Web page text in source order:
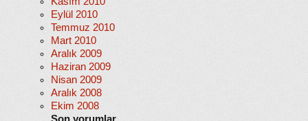
Eylül 2010
Temmuz 2010
Mart 2010
Aralık 2009
Haziran 2009
Nisan 2009
Aralık 2008
Ekim 2008